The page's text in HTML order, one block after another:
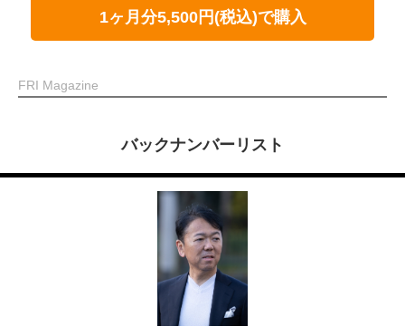
1ヶ月分5,500円(税込)で購入
FRI Magazine
バックナンバーリスト